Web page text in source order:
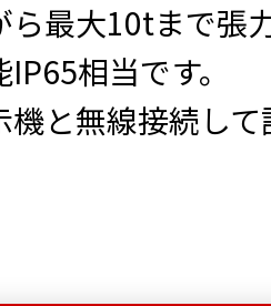
最大10tまで張
相当です。
と無線接続し